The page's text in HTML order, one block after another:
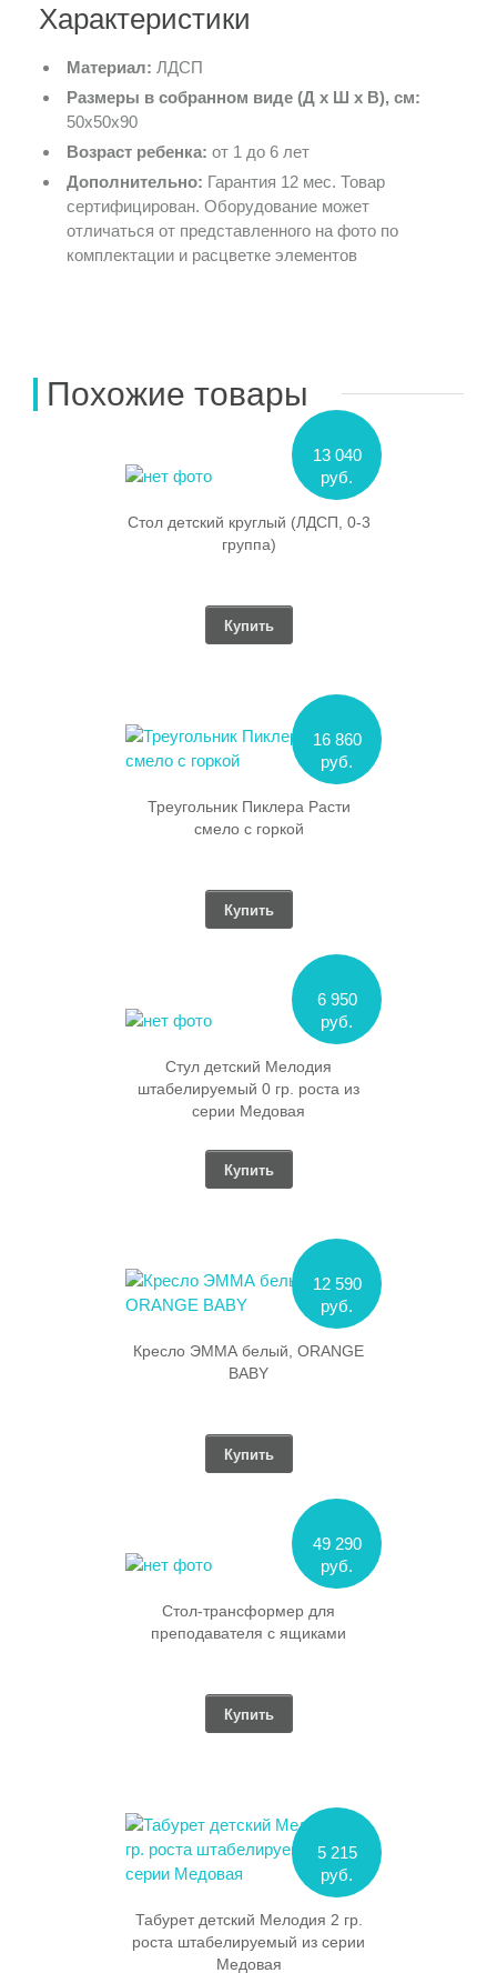
Характеристики
Материал: ЛДСП
Размеры в собранном виде (Д х Ш х В), см:
50х50х90
Возраст ребенка: от 1 до 6 лет
Дополнительно: Гарантия 12 мес. Товар
сертифицирован. Оборудование может
отличаться от представленного на фото по
комплектации и расцветке элементов
Похожие товары
13 040
руб.
Стол детский круглый (ЛДСП, 0-3
группа)
Купить
16 860
руб.
Треугольник Пиклера Расти
смело с горкой
Купить
6 950
руб.
Стул детский Мелодия
штабелируемый 0 гр. роста из
серии Медовая
Купить
12 590
руб.
Кресло ЭММА белый, ORANGE
BABY
Купить
49 290
руб.
Стол-трансформер для
преподавателя с ящиками
Купить
5 215
руб.
Табурет детский Мелодия 2 гр.
роста штабелируемый из серии
Медовая